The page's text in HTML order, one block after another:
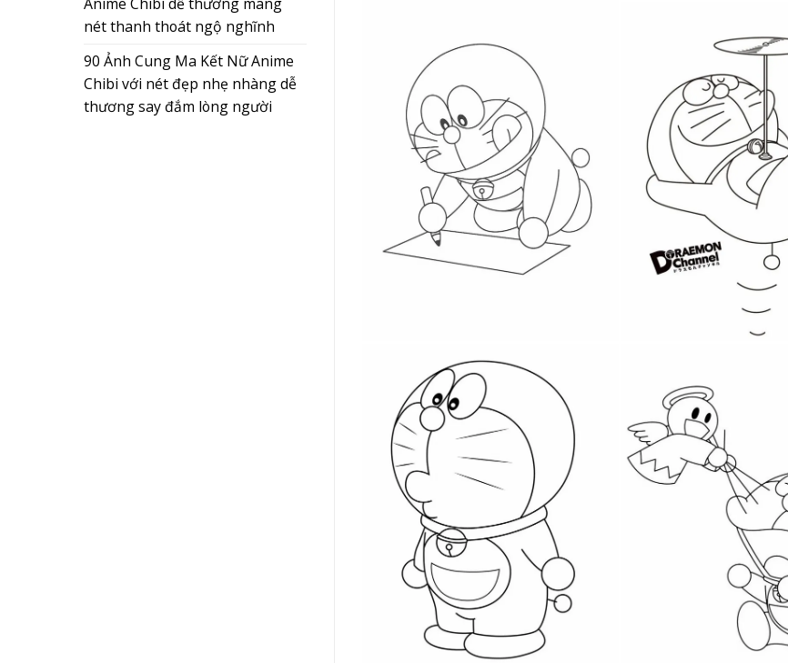
nét thanh thoát ngộ nghĩnh
90 Ảnh Cung Ma Kết Nữ Anime
Chibi với nét đẹp nhẹ nhàng dễ
thương say đắm lòng người